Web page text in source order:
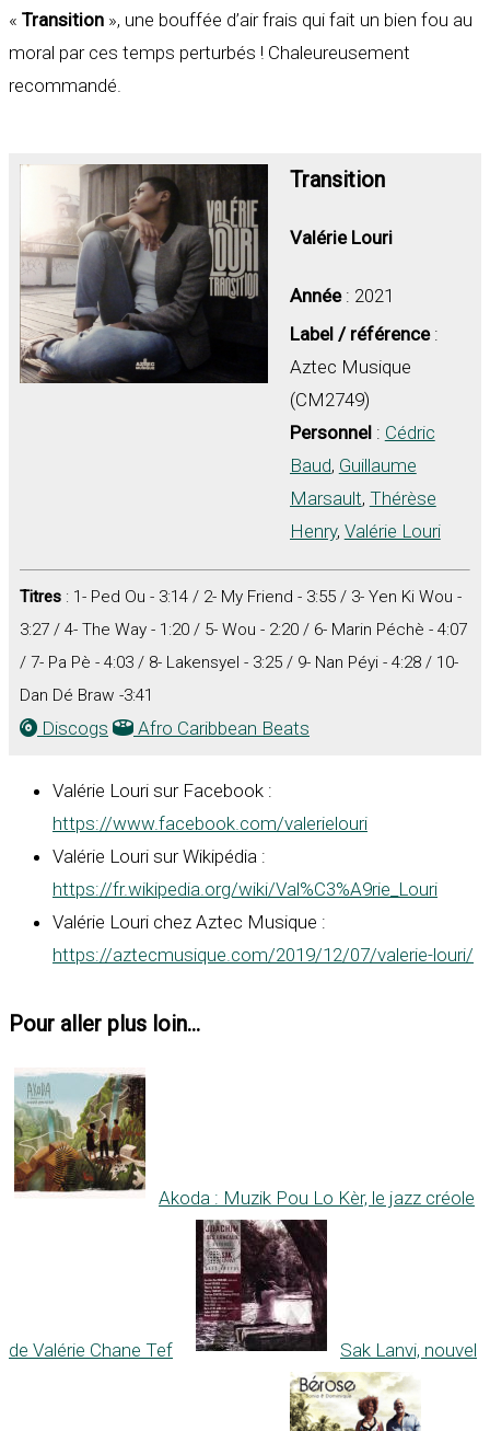
« Transition », une bouffée d’air frais qui fait un bien fou au
moral par ces temps perturbés ! Chaleureusement
recommandé.
Transition
Valérie Louri
Année: 2021
Label / référence:
Aztec Musique
(CM2749)
Personnel : Cédric
Baud, Guillaume
Marsault, Thérèse
Henry, Valérie Louri
Titres : 1- Ped Ou - 3:14 / 2- My Friend - 3:55 / 3- Yen Ki Wou -
3:27 / 4- The Way - 1:20 / 5- Wou - 2:20 / 6- Marin Péchè - 4:07
/ 7- Pa Pè - 4:03 / 8- Lakensyel - 3:25 / 9- Nan Péyi - 4:28 / 10-
Dan Dé Braw -3:41
Discogs Afro Caribbean Beats
Valérie Louri sur Facebook :
https://www.facebook.com/valerielouri
Valérie Louri sur Wikipédia :
https://fr.wikipedia.org/wiki/Val%C3%A9rie_Louri
Valérie Louri chez Aztec Musique :
https://aztecmusique.com/2019/12/07/valerie-louri/
Pour aller plus loin...
Akoda : Muzik Pou Lo Kèr, le jazz créole
de Valérie Chane Tef Sak Lanvi, nouvel